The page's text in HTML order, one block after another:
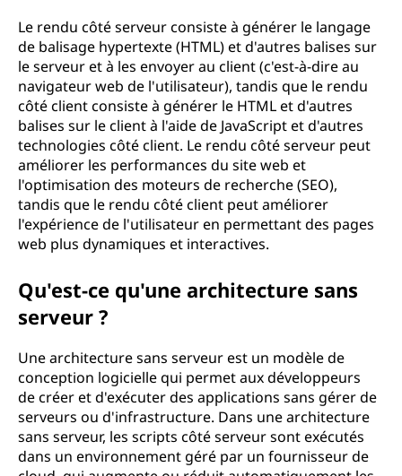
Le rendu côté serveur consiste à générer le langage
de balisage hypertexte (HTML) et d'autres balises sur
le serveur et à les envoyer au client (c'est-à-dire au
navigateur web de l'utilisateur), tandis que le rendu
côté client consiste à générer le HTML et d'autres
balises sur le client à l'aide de JavaScript et d'autres
technologies côté client. Le rendu côté serveur peut
améliorer les performances du site web et
l'optimisation des moteurs de recherche (SEO),
tandis que le rendu côté client peut améliorer
l'expérience de l'utilisateur en permettant des pages
web plus dynamiques et interactives.
Qu'est-ce qu'une architecture sans
serveur ?
Une architecture sans serveur est un modèle de
conception logicielle qui permet aux développeurs
de créer et d'exécuter des applications sans gérer de
serveurs ou d'infrastructure. Dans une architecture
sans serveur, les scripts côté serveur sont exécutés
dans un environnement géré par un fournisseur de